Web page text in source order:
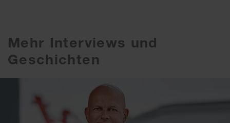
Mehr Interviews und
Geschichten